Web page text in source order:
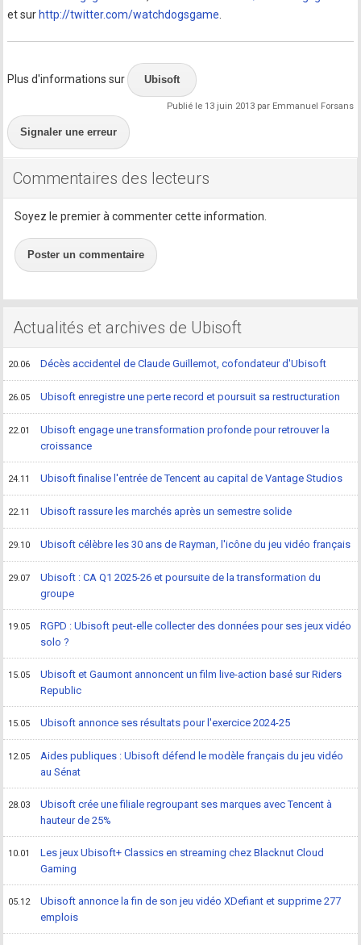
et sur http://twitter.com/watchdogsgame
Plus d'informations sur Ubisoft
Publié le 13 juin 2013 par Emmanuel Forsans
Signaler une erreur
Commentaires des lecteurs
Soyez le premier à commenter cette information.
Poster un commentaire
Actualités et archives de Ubisoft
20.06 Décès accidentel de Claude Guillemot, cofondateur d'Ubisoft
26.05 Ubisoft enregistre une perte record et poursuit sa restructuration
22.01
Ubisoft engage une transformation profonde pour retrouver la
croissance
24.11 Ubisoft finalise l'entrée de Tencent au capital de Vantage Studios
22.11 Ubisoft rassure les marchés après un semestre solide
29.10 Ubisoft célèbre les 30 ans de Rayman, l'icône du jeu vidéo français
29.07
Ubisoft : CA Q1 2025-26 et poursuite de la transformation du
groupe
19.05
RGPD : Ubisoft peut-elle collecter des données pour ses jeux vidéo
solo ?
15.05
Ubisoft et Gaumont annoncent un film live-action basé sur Riders
Republic
15.05 Ubisoft annonce ses résultats pour l'exercice 2024-25
12.05
Aides publiques : Ubisoft défend le modèle français du jeu vidéo
au Sénat
28.03
Ubisoft crée une filiale regroupant ses marques avec Tencent à
hauteur de 25%
10.01
Les jeux Ubisoft+ Classics en streaming chez Blacknut Cloud
Gaming
05.12
Ubisoft annonce la fin de son jeu vidéo XDefiant et supprime 277
emplois